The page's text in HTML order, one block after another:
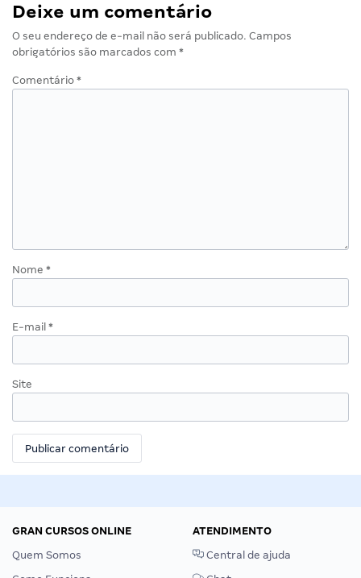
Deixe um comentário
O seu endereço de e-mail não será publicado. Campos
obrigatórios são marcados com *
Comentário *
Nome *
E-mail *
Site
GRAN CURSOS ONLINE
Quem Somos
ATENDIMENTO
Central de ajuda